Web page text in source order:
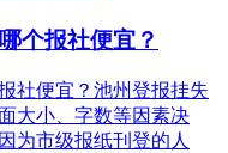
个报社便宜？
社便宜？池州登报挂失
大小、字数等因素决
为市级报纸刊登的人